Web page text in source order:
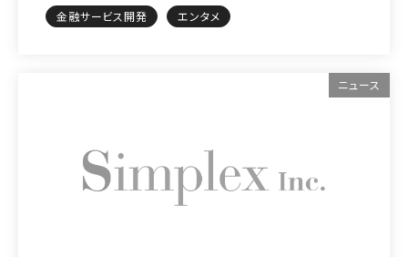
金融サービス開発
エンタメ
ニュース